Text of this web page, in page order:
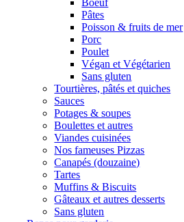
Boeuf
Pâtes
Poisson & fruits de mer
Porc
Poulet
Végan et Végétarien
Sans gluten
Tourtières, pâtés et quiches
Sauces
Potages & soupes
Boulettes et autres
Viandes cuisinées
Nos fameuses Pizzas
Canapés (douzaine)
Tartes
Muffins & Biscuits
Gâteaux et autres desserts
Sans gluten